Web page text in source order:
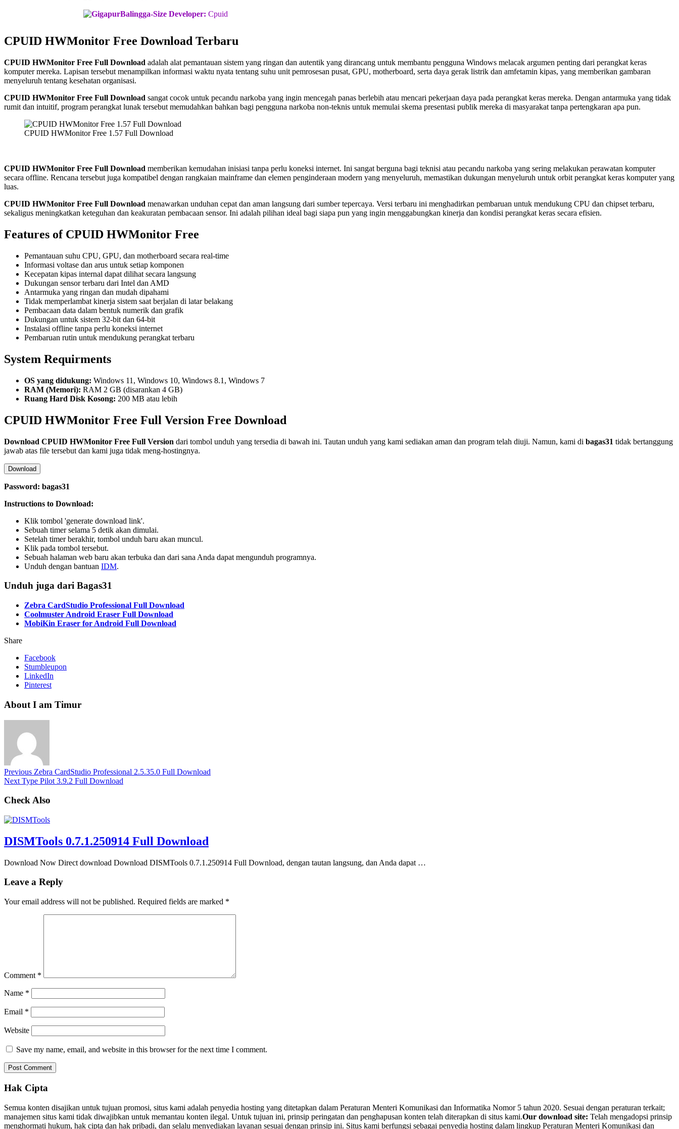
Developer: Cpuid
CPUID HWMonitor Free Download Terbaru
CPUID HWMonitor Free Full Download adalah alat pemantauan sistem yang ringan dan autentik yang dirancang untuk membantu pengguna Windows melacak argumen penting dari perangkat keras
komputer mereka. Lapisan tersebut menampilkan informasi waktu nyata tentang suhu unit pemrosesan pusat, GPU, motherboard, serta daya gerak listrik dan amfetamin kipas, yang memberikan gambaran
menyeluruh tentang kesehatan organisasi.
CPUID HWMonitor Free Full Download sangat cocok untuk pecandu narkoba yang ingin mencegah panas berlebih atau mencari pekerjaan daya pada perangkat keras mereka. Dengan antarmuka yang tidak
rumit dan intuitif, program perangkat lunak tersebut memudahkan bahkan bagi pengguna narkoba non-teknis untuk memulai skema presentasi publik mereka di masyarakat tanpa pertengkaran apa pun.
CPUID HWMonitor Free 1.57 Full Download
CPUID HWMonitor Free Full Download memberikan kemudahan inisiasi tanpa perlu koneksi internet. Ini sangat berguna bagi teknisi atau pecandu narkoba yang sering melakukan perawatan komputer
secara offline. Rencana tersebut juga kompatibel dengan rangkaian mainframe dan elemen penginderaan modern yang menyeluruh, memastikan dukungan menyeluruh untuk orbit perangkat keras komputer yang
luas.
CPUID HWMonitor Free Full Download menawarkan unduhan cepat dan aman langsung dari sumber tepercaya. Versi terbaru ini menghadirkan pembaruan untuk mendukung CPU dan chipset terbaru,
sekaligus meningkatkan keteguhan dan keakuratan pembacaan sensor. Ini adalah pilihan ideal bagi siapa pun yang ingin menggabungkan kinerja dan kondisi perangkat keras secara efisien.
Features of CPUID HWMonitor Free
Pemantauan suhu CPU, GPU, dan motherboard secara real-time
Informasi voltase dan arus untuk setiap komponen
Kecepatan kipas internal dapat dilihat secara langsung
Dukungan sensor terbaru dari Intel dan AMD
Antarmuka yang ringan dan mudah dipahami
Tidak memperlambat kinerja sistem saat berjalan di latar belakang
Pembacaan data dalam bentuk numerik dan grafik
Dukungan untuk sistem 32-bit dan 64-bit
Instalasi offline tanpa perlu koneksi internet
Pembaruan rutin untuk mendukung perangkat terbaru
System Requirments
OS yang didukung: Windows 11, Windows 10, Windows 8.1, Windows 7
RAM (Memori): RAM 2 GB (disarankan 4 GB)
Ruang Hard Disk Kosong: 200 MB atau lebih
CPUID HWMonitor Free Full Version Free Download
Download CPUID HWMonitor Free Full Version dari tombol unduh yang tersedia di bawah ini. Tautan unduh yang kami sediakan aman dan program telah diuji. Namun, kami di bagas31 tidak bertanggung
jawab atas file tersebut dan kami juga tidak meng-hostingnya.
Download
Password: bagas31
Instructions to Download:
Klik tombol 'generate download link'.
Sebuah timer selama 5 detik akan dimulai.
Setelah timer berakhir, tombol unduh baru akan muncul.
Klik pada tombol tersebut.
Sebuah halaman web baru akan terbuka dan dari sana Anda dapat mengunduh programnya.
Unduh dengan bantuan IDM.
Unduh juga dari Bagas31
Zebra CardStudio Professional Full Download
Coolmuster Android Eraser Full Download
MobiKin Eraser for Android Full Download
Share
Facebook
Stumbleupon
LinkedIn
Pinterest
About I am Timur
Previous Zebra CardStudio Professional 2.5.35.0 Full Download
Next Type Pilot 3.9.2 Full Download
Check Also
DISMTools 0.7.1.250914 Full Download
Download Now Direct download Download DISMTools 0.7.1.250914 Full Download, dengan tautan langsung, dan Anda dapat …
Leave a Reply
Your email address will not be published. Required fields are marked *
Comment *
Name *
Email *
Website
Save my name, email, and website in this browser for the next time I comment.
Hak Cipta
Semua konten disajikan untuk tujuan promosi, situs kami adalah penyedia hosting yang ditetapkan dalam Peraturan Menteri Komunikasi dan Informatika Nomor 5 tahun 2020. Sesuai dengan peraturan terkait;
manajemen situs kami tidak diwajibkan untuk memantau konten ilegal. Untuk tujuan ini, prinsip peringatan dan penghapusan konten telah diterapkan di situs kami.Our download site: Telah mengadopsi prinsip
menghormati hukum, hak cipta dan hak pribadi, dan selalu menyediakan layanan sesuai dengan prinsip ini. Situs kami berfungsi sebagai penyedia hosting dalam lingkup Peraturan Menteri Komunikasi dan